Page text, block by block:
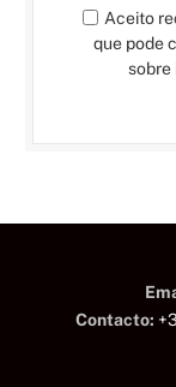
Aceito
que pode
sobre
Contacto: